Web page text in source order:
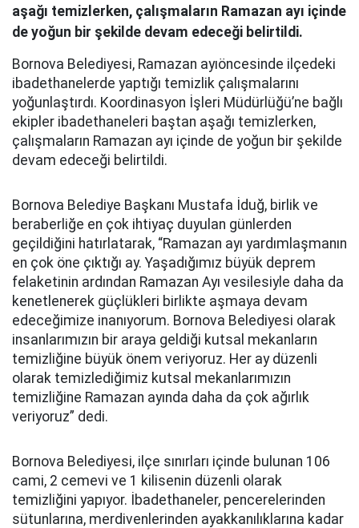
aşağı temizlerken, çalışmaların Ramazan ayı içinde
de yoğun bir şekilde devam edeceği belirtildi.
Bornova Belediyesi, Ramazan ayıöncesinde ilçedeki
ibadethanelerde yaptığı temizlik çalışmalarını
yoğunlaştırdı. Koordinasyon İşleri Müdürlüğü’ne bağlı
ekipler ibadethaneleri baştan aşağı temizlerken,
çalışmaların Ramazan ayı içinde de yoğun bir şekilde
devam edeceği belirtildi.
Bornova Belediye Başkanı Mustafa İduğ, birlik ve
beraberliğe en çok ihtiyaç duyulan günlerden
geçildiğini hatırlatarak, “Ramazan ayı yardımlaşmanın
en çok öne çıktığı ay. Yaşadığımız büyük deprem
felaketinin ardından Ramazan Ayı vesilesiyle daha da
kenetlenerek güçlükleri birlikte aşmaya devam
edeceğimize inanıyorum. Bornova Belediyesi olarak
insanlarımızın bir araya geldiği kutsal mekanların
temizliğine büyük önem veriyoruz. Her ay düzenli
olarak temizlediğimiz kutsal mekanlarımızın
temizliğine Ramazan ayında daha da çok ağırlık
veriyoruz” dedi.
Bornova Belediyesi, ilçe sınırları içinde bulunan 106
cami, 2 cemevi ve 1 kilisenin düzenli olarak
temizliğini yapıyor. İbadethaneler, pencerelerinden
sütunlarına, merdivenlerinden ayakkanılıklarına kadar